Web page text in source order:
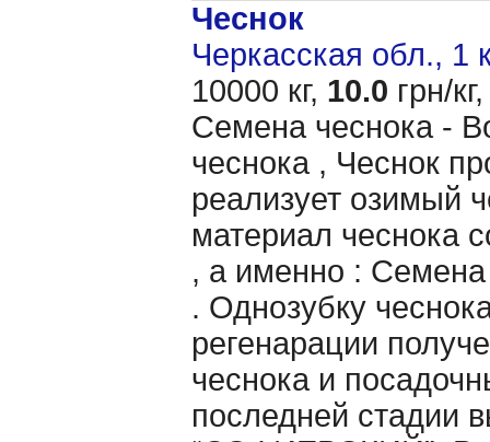
Чеснок
Черкасская обл., 1
10000 кг, 10.0 грн/кг,
Семена чеснока -
чеснока , Чеснок
реализует озимый
материал чеснока
, а именно : Семена
. Однозубку
регенарации
чеснока и
последней стадии